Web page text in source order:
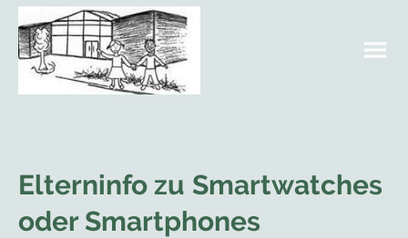
Elterninfo zu Smartwatches
oder Smartphones